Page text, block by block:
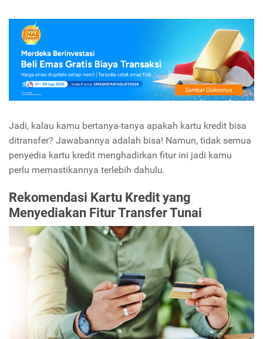
Jadi, kalau kamu bertanya-tanya apakah kartu kredit bisa
ditransfer? Jawabannya adalah bisa! Namun, tidak semua
penyedia kartu kredit menghadirkan fitur ini jadi kamu
perlu memastikannya terlebih dahulu.
Rekomendasi Kartu Kredit yang
Menyediakan Fitur Transfer Tunai